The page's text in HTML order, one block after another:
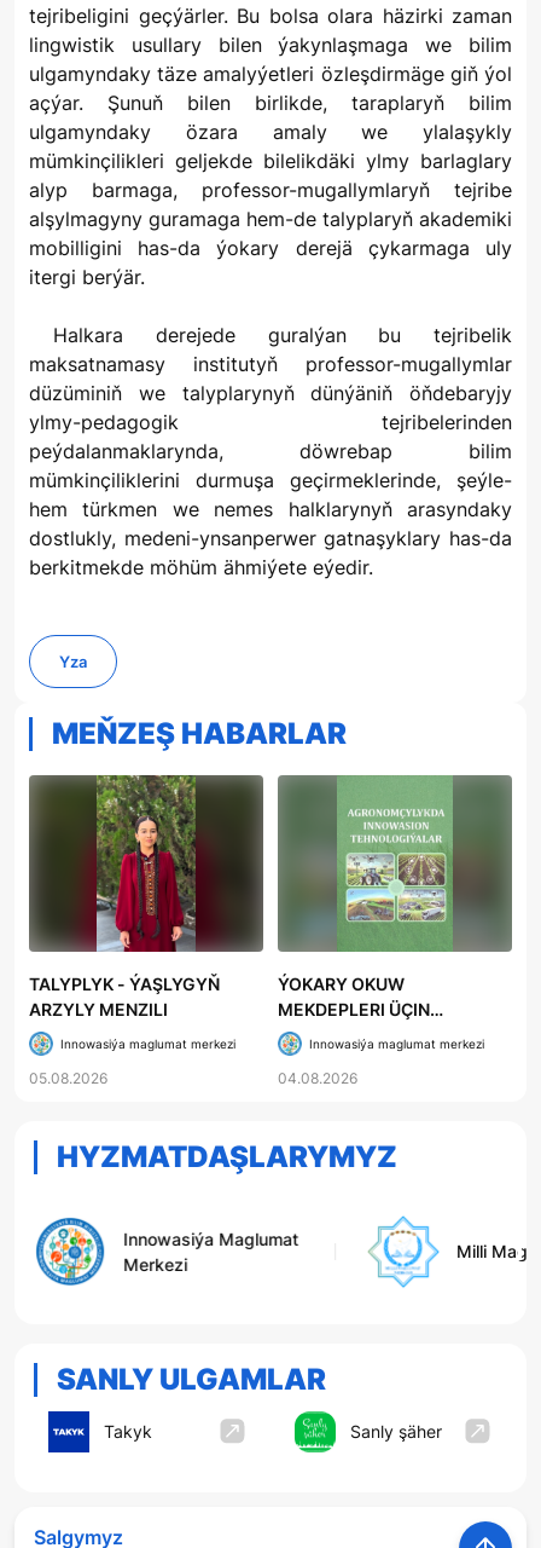
tejribeligini geçýärler. Bu bolsa olara häzirki zaman
lingwistik usullary bilen ýakynlaşmaga we bilim
ulgamyndaky täze amalyýetleri özleşdirmäge giň ýol
açýar. Şunuň bilen birlikde, taraplaryň bilim
ulgamyndaky özara amaly we ylalaşykly
mümkinçilikleri geljekde bilelikdäki ylmy barlaglary
alyp barmaga, professor-mugallymlaryň tejribe
alşylmagyny guramaga hem-de talyplaryň akademiki
mobilligini has-da ýokary derejä çykarmaga uly
itergi berýär.
Halkara derejede guralýan bu tejribelik
maksatnamasy institutyň professor-mugallymlar
düzüminiň we talyplarynyň dünýäniň öňdebaryjy
ylmy-pedagogik tejribelerinden
peýdalanmaklarynda, döwrebap bilim
mümkinçiliklerini durmuşa geçirmeklerinde, şeýle-
hem türkmen we nemes halklarynyň arasyndaky
dostlukly, medeni-ynsanperwer gatnaşyklary has-da
berkitmekde möhüm ähmiýete eýedir.
Yza
MEŇZEŞ HABARLAR
TALYPLYK - ÝAŞLYGYŇ
ARZYLY MENZILI
Innowasiýa maglumat merkezi
05.08.2026
ÝOKARY OKUW
MEKDEPLERI ÜÇIN
«AGRONOMÇYLYKDA
INNOWASION
TEHNOLOGIÝALAR» OKUW
Innowasiýa maglumat merkezi
04.08.2026
HYZMATDAŞLARYMYZ
Milli Maglumat Merkezi Bilimli
SANLY ULGAMLAR
Takyk Sanly şäher
Salgymyz